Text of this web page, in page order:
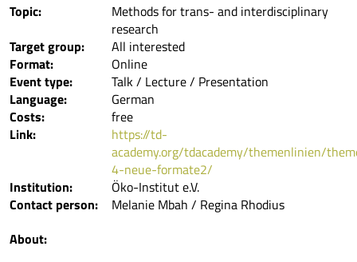
Topic:
Methods for trans- and interdisciplinary
research
Target group:
All interested
Format:
Online
Event type:
Talk / Lecture / Presentation
Language:
German
Costs:
free
Link:
https://td-
academy.org/tdacademy/themenlinien/
4-neue-formate2/
Institution:
Öko-Institut e.V.
Contact person:
Melanie Mbah / Regina Rhodius
About: